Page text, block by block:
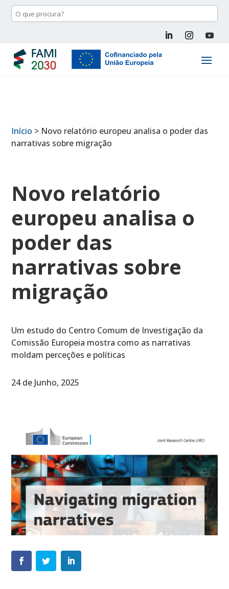
Início > Novo relatório europeu analisa o poder das
narrativas sobre migração
Novo relatório
europeu analisa o
poder das
narrativas sobre
migração
Um estudo do Centro Comum de Investigação da
Comissão Europeia mostra como as narrativas
moldam perceções e políticas
24 de Junho, 2025